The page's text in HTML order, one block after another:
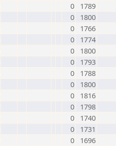
0
1789
0
1800
0
1766
0
1774
0
1800
0
1793
0
1788
0
1800
0
1816
0
1798
0
1740
0
1731
0
1696